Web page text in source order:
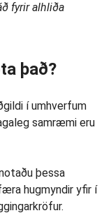
fyrir alhliða
það?
í umhverfum
samræmi eru
þessa
hugmyndir yfir í